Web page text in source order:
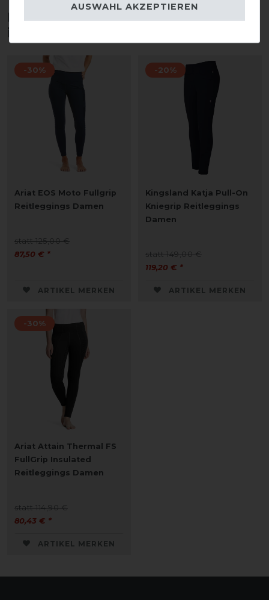
Diese Produkte könnten dich auch
interessieren
-30%
Ariat EOS Moto Fullgrip
Reitleggings Damen
statt 125,00 €
87,50 € *
ARTIKEL MERKEN
-20%
Kingsland Katja Pull-On
Kniegrip Reitleggings
Damen
statt 149,00 €
119,20 € *
ARTIKEL MERKEN
-30%
Ariat Attain Thermal FS
FullGrip Insulated
Reitleggings Damen
statt 114,90 €
80,43 € *
ARTIKEL MERKEN
AUSWAHL AKZEPTIEREN